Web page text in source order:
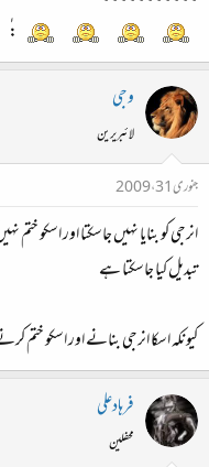
:ٰٰ
وجی
لائبریرین
جنوری 31، 2009
انرجی کو بنایا نہیں جاسکتا اور اسکو
تبدیل کیا جاسکتا ہے
کیونکہ اسکا انرجی بنانے اور اسکو ختم
فرہادعلی
محفلین